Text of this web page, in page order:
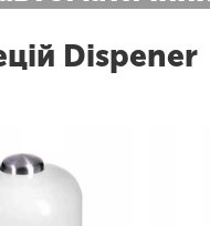
Dispener